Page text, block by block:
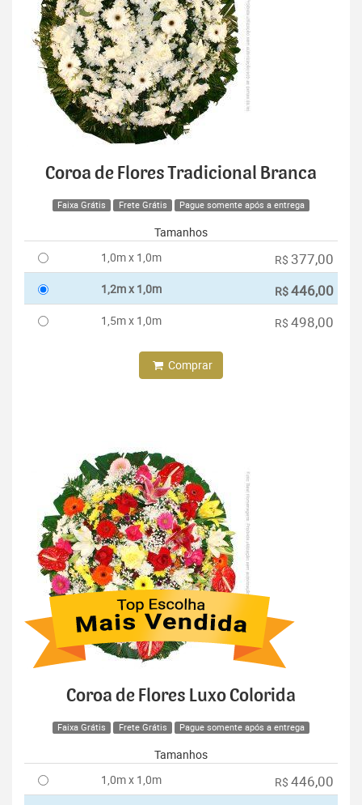
Coroa de Flores Tradicional Branca
Faixa Grátis Frete Grátis Pague somente após a entrega
Tamanhos
1,0m x 1,0m
R$ 377,00
1,2m x 1,0m R$446,00
1,5m x 1,0m R$ 498,00
Comprar
Coroa de Flores Luxo Colorida
Faixa Grátis Frete Grátis Pague somente após a entrega
Tamanhos
1,0m x 1,0m
R$ 446,00